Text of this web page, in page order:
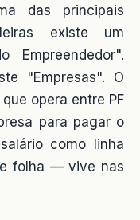
das principais
existe um
Empreendedor".
"Empresas". O
opera entre PF
para pagar o
como linha
folha — vive nas